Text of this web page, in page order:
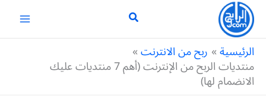
تخطي
المحتوى
الرئيسية ربح من الانترنت
منتديات الربح من الإنترنت (أهم 7 منتديات عليك
الانضمام لها)